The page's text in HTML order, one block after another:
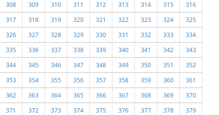
308
309 310 311 312 313 314 315
316
317
318 319 320 321 322 323 324
325
326
327 328 329 330 331 332 333
334
335
336 337 338 339 340 341 342
343
344
345 346 347 348 349 350 351
352
353
354 355 356 357 358 359 360
361
362
363 364 365 366 367 368 369
370
371
372 373 374 375 376 377 378
379